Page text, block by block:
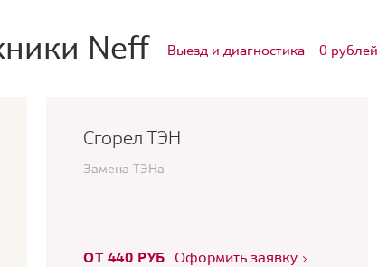
Neff Выезд и диагностика — 0 рублей
Сгорел ТЭН
Замена ТЭНа
ОТ 440 РУБ Оформить заявку